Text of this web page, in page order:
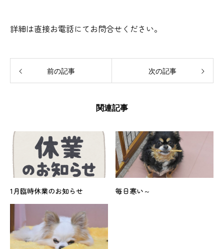
詳細は直接お電話にてお問合せください。
前の記事 次の記事
関連記事
1月臨時休業のお知らせ 毎日寒い～